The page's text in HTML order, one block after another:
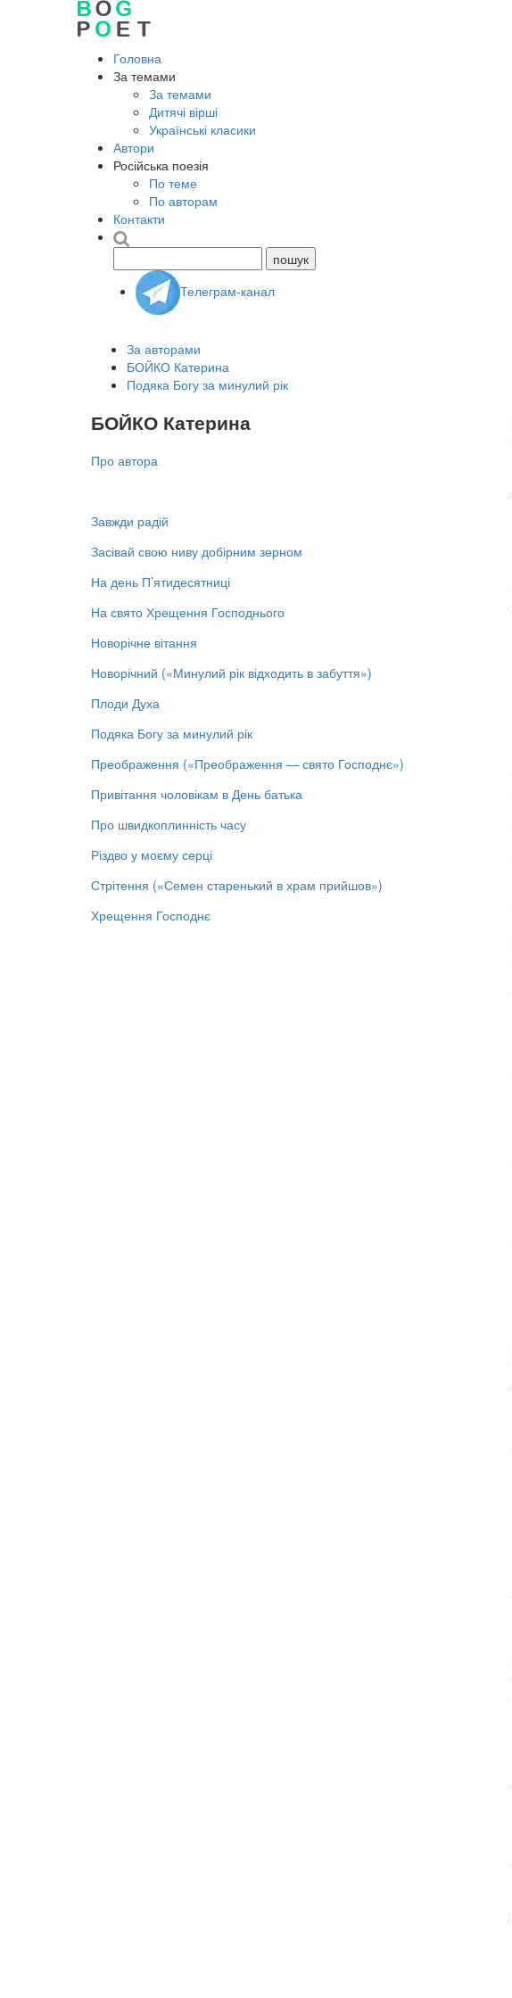
Головна
За темами
За темами
Дитячі вірші
Українські класики
Автори
Російська поезія
По теме
По авторам
Контакти
Телеграм-канал
За авторами
БОЙКО Катерина
Подяка Богу за минулий рік
БОЙКО Катерина
Про автора
Завжди радій
Засівай свою ниву добірним зерном
На день П’ятидесятниці
На свято Хрещення Господнього
Новорічне вітання
Новорічний («Минулий рік відходить в забуття»)
Плоди Духа
Подяка Богу за минулий рік
Преображення («Преображення — свято Господнє»)
Привітання чоловікам в День батька
Про швидкоплинність часу
Різдво у моєму серці
Стрітення («Семен старенький в храм прийшов»)
Хрещення Господнє